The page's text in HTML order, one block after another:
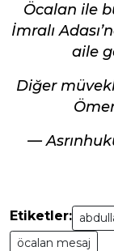
Öcalan ile
İmralı
aile
Diğer
—
Etiketler:
öcalan mesaj